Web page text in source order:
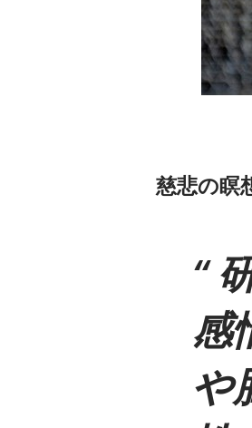
慈悲の瞑
感
や